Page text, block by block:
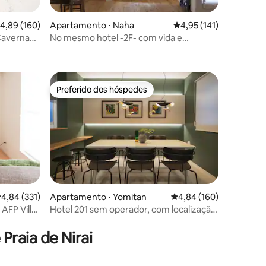
de uma avaliação média de 5, 160 avaliações
4,89 (160)
『
Apartamento ⋅ Naha 4,95 de uma avaliação
4,95 (141)
No mesmo hotel -2F- com vida e
de uma avaliação média de 5, 331 avaliações
4,84 (331)
Villa
Preferido dos hóspedes
Preferido dos hóspedes
Apartamento ⋅ Yomitan 4,84 de uma avaliação
4,84 (160)
Hotel 201 sem operador, com localização
familiares, negócios e estadias de longa
duração
de Nirai